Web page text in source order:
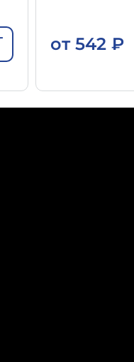
от 542 ₽